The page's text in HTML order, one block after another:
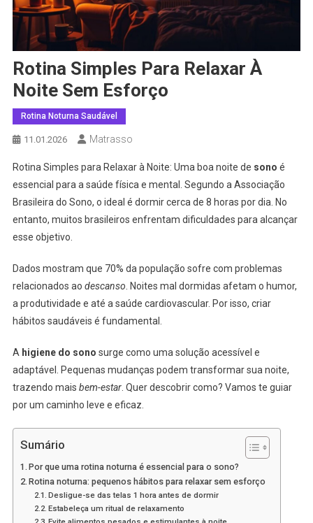
Rotina Simples Para Relaxar À
Noite Sem Esforço
Rotina Noturna Saudável
11.01.2026 Matrasso
Rotina Simples para Relaxar à Noite: Uma boa noite de sono é
essencial para a saúde física e mental. Segundo a Associação
Brasileira do Sono, o ideal é dormir cerca de 8 horas por dia. No
entanto, muitos brasileiros enfrentam dificuldades para alcançar
esse objetivo.
Dados mostram que 70% da população sofre com problemas
relacionados ao descanso. Noites mal dormidas afetam o humor,
a produtividade e até a saúde cardiovascular. Por isso, criar
hábitos saudáveis é fundamental.
A higiene do sono surge como uma solução acessível e
adaptável. Pequenas mudanças podem transformar sua noite,
trazendo mais bem-estar. Quer descobrir como? Vamos te guiar
por um caminho leve e eficaz.
Sumário
Por que uma rotina noturna é essencial para o sono?
Rotina noturna: pequenos hábitos para relaxar sem esforço
Desligue-se das telas 1 hora antes de dormir
Estabeleça um ritual de relaxamento